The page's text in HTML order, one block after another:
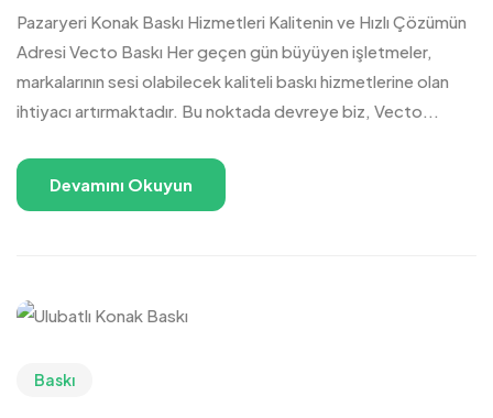
Pazaryeri Konak Baskı Hizmetleri Kalitenin ve Hızlı Çözümün
Adresi Vecto Baskı Her geçen gün büyüyen işletmeler,
markalarının sesi olabilecek kaliteli baskı hizmetlerine olan
ihtiyacı artırmaktadır. Bu noktada devreye biz, Vecto...
Devamını Okuyun
Baskı